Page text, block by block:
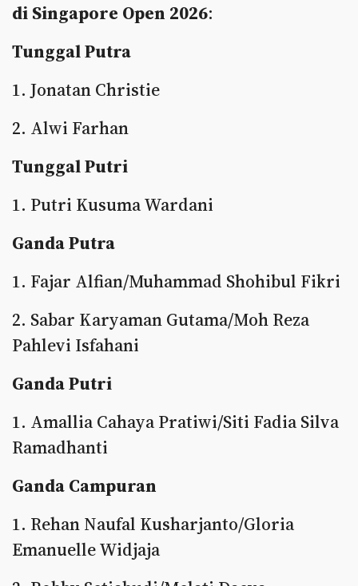
di Singapore Open 2026:
Tunggal Putra
1. Jonatan Christie
2. Alwi Farhan
Tunggal Putri
1. Putri Kusuma Wardani
Ganda Putra
1. Fajar Alfian/Muhammad Shohibul Fikri
2. Sabar Karyaman Gutama/Moh Reza
Pahlevi Isfahani
Ganda Putri
1. Amallia Cahaya Pratiwi/Siti Fadia Silva
Ramadhanti
Ganda Campuran
1. Rehan Naufal Kusharjanto/Gloria
Emanuelle Widjaja